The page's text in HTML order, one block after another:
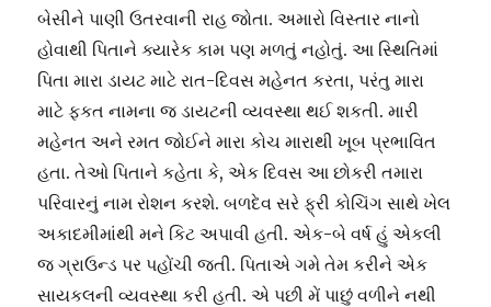
બેસીને પાણી ઉતરવાની રાહ જોતા. અમારો વિસ્તાર નાનો
હોવાથી પિતાને ક્યારેક કામ પણ મળતું નહોતું. આ સ્થિતિમાં
પિતા મારા ડાયટ માટે રાત-દિવસ મહેનત કરતા, પરંતુ મારા
માટે ફ્કત નામના જ ડાયટની વ્યવસ્થા થઈ શકતી. મારી
મહેનત અને રમત જોઈને મારા કોચ મારાથી ખૂબ પ્રભાવિત
હતા. તેઓ પિતાને કહેતા કે, એક દિવસ આ છોકરી તમારા
પરિવારનું નામ રોશન કરશે. બળદેવ સરે ફ્રી કોચિંગ સાથે ખેલ
અકાદમીમાંથી મને કિટ અપાવી હતી. એક-બે વર્ષ હું એકલી
જ ગ્રાઉન્ડ પર પહોંચી જતી. પિતાએ ગમે તેમ કરીને એક
સાયકલની વ્યવસ્થા કરી હતી. એ પછી મેં પાછું વળીને નથી